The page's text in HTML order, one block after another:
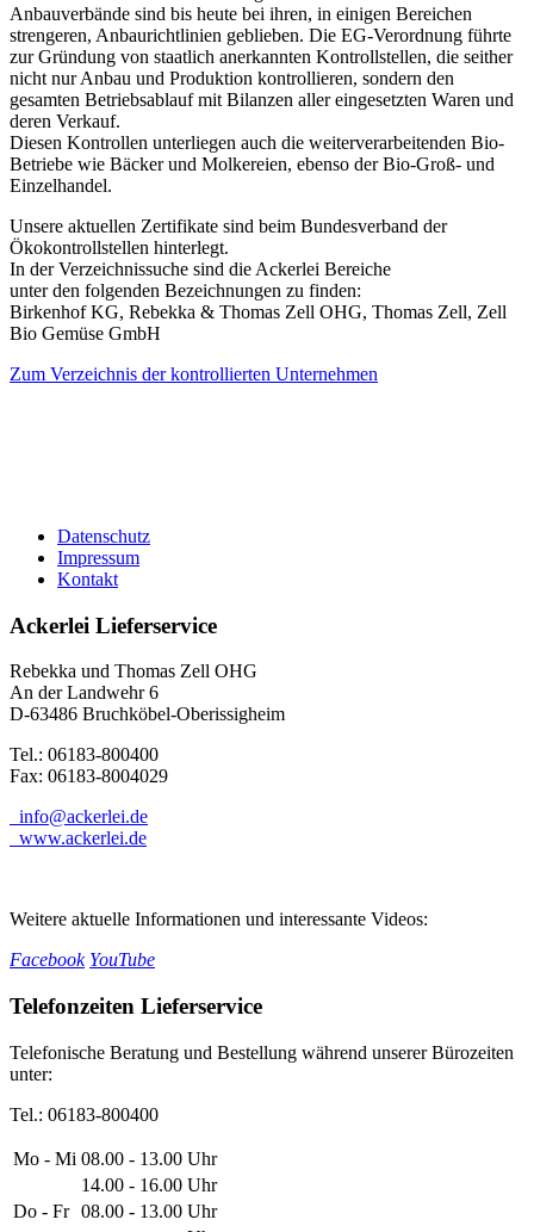
Anbauverbände sind bis heute bei ihren, in einigen Bereichen
strengeren, Anbaurichtlinien geblieben. Die EG-Verordnung führte
zur Gründung von staatlich anerkannten Kontrollstellen, die seither
nicht nur Anbau und Produktion kontrollieren, sondern den
gesamten Betriebsablauf mit Bilanzen aller eingesetzten Waren und
deren Verkauf.
Diesen Kontrollen unterliegen auch die weiterverarbeitenden Bio-
Betriebe wie Bäcker und Molkereien, ebenso der Bio-Groß- und
Einzelhandel.
Unsere aktuellen Zertifikate sind beim Bundesverband der
Ökokontrollstellen hinterlegt.
In der Verzeichnissuche sind die Ackerlei Bereiche
unter den folgenden Bezeichnungen zu finden:
Birkenhof KG, Rebekka & Thomas Zell OHG, Thomas Zell, Zell
Bio Gemüse GmbH
Zum Verzeichnis der kontrollierten Unternehmen
Datenschutz
Impressum
Kontakt
Ackerlei Lieferservice
Rebekka und Thomas Zell OHG
An der Landwehr 6
D-63486 Bruchköbel-Oberissigheim
Tel.: 06183-800400
Fax: 06183-8004029
info@ackerlei.de
www.ackerlei.de
Weitere aktuelle Informationen und interessante Videos:
Facebook YouTube
Telefonzeiten Lieferservice
Telefonische Beratung und Bestellung während unserer Bürozeiten
unter:
Tel.: 06183-800400
Mo - Mi 08.00 - 13.00 Uhr
14.00 - 16.00 Uhr
Do - Fr 08.00 - 13.00 Uhr